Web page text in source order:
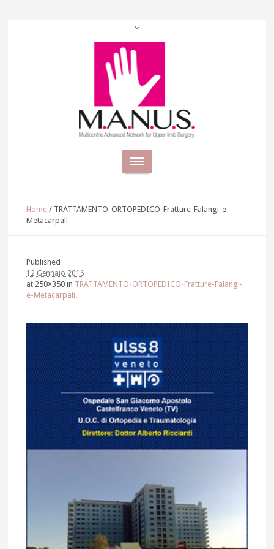
Home / TRATTAMENTO-ORTOPEDICO-Fratture-Falangi-e-
Metacarpali
Published
12 Gennaio 2016
at 250×350 in TRATTAMENTO-ORTOPEDICO-Fratture-Falangi-
e-Metacarpali.